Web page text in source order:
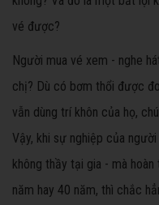
vé được?
Người mua vé xem - nghe
chị? Dù có bơm thổi được
vẫn dùng trí khôn của họ,
Vậy, khi sự nghiệp của
không thầy tại gia - mà
năm hay 40 năm, thì chắc